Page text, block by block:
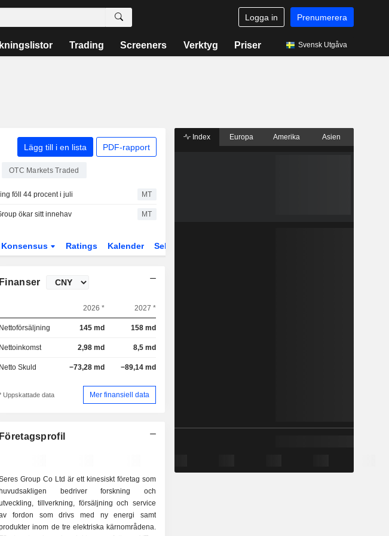
Logga in Prenumerera
Trading Screeners Verktyg Priser Svensk Utgåva
Lägg till i en lista PDF-rapport
OTC Markets Traded
föll 44 procent i juli MT
ökar sitt innehav MT
Konsensus Ratings Kalender Sektor
Finanser
2026 * 2027 *
Nettoförsäljning 145 md 158 md
Nettoinkomst 2,98 md 8,5 md
Netto Skuld −73,28 md −89,14 md
Uppskattade data Mer finansiell data
Företagsprofil
Group Co Ltd är ett kinesiskt företag som
huvudsakligen bedriver forskning och
tillverkning, försäljning och service
fordon som drivs med ny energi samt
inom de tre elektriska kärnområdena.
Index Europa Amerika Asien